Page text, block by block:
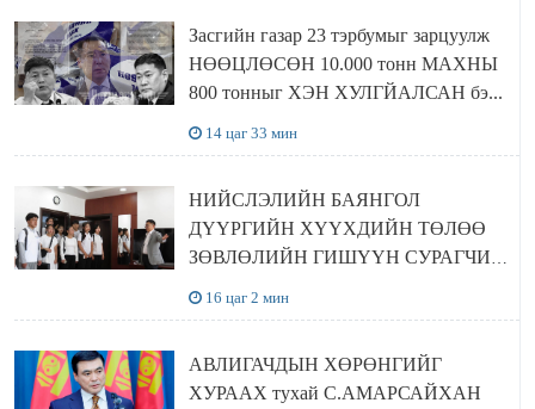
Засгийн газар 23 тэрбумыг зарцуулж
НӨӨЦЛӨСӨН 10.000 тонн МАХНЫ
800 тонныг ХЭН ХУЛГЙАЛСАН бэ...
14 цаг 33 мин
НИЙСЛЭЛИЙН БАЯНГОЛ
ДҮҮРГИЙН ХҮҮХДИЙН ТӨЛӨӨ
ЗӨВЛӨЛИЙН ГИШҮҮН СУРАГЧИД
16 цаг 2 мин
АВЛИГАЧДЫН ХӨРӨНГИЙГ
ХУРААХ тухай С.АМАРСАЙХАН